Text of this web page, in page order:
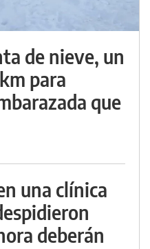
de nieve, un
para
que
una clínica
deberán